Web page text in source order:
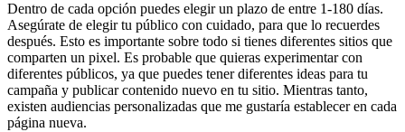
Dentro de cada opción puedes elegir un plazo de entre 1-180 días.
Asegúrate de elegir tu público con cuidado, para que lo recuerdes
después. Esto es importante sobre todo si tienes diferentes sitios que
comparten un pixel. Es probable que quieras experimentar con
diferentes públicos, ya que puedes tener diferentes ideas para tu
campaña y publicar contenido nuevo en tu sitio. Mientras tanto,
existen audiencias personalizadas que me gustaría establecer en cada
página nueva.